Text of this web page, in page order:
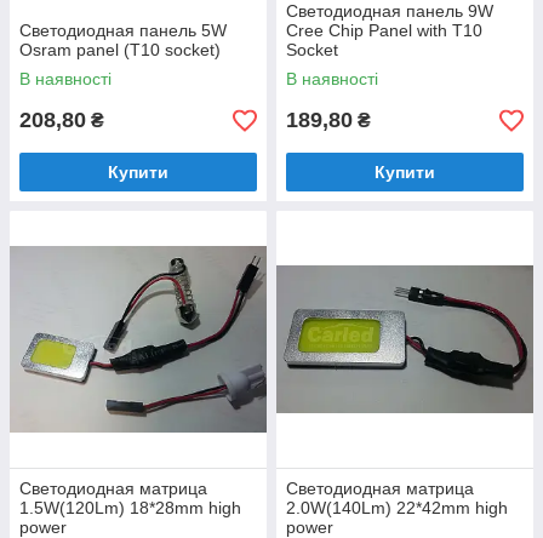
Светодиодная панель 5W
Osram panel (T10 socket)
В наявності
208,80 ₴
Купити
Светодиодная панель 9W
Cree Chip Panel with T10
Socket
В наявності
189,80 ₴
Купити
Светодиодная матрица
1.5W(120Lm) 18*28mm high
power
Светодиодная матрица
2.0W(140Lm) 22*42mm high
power